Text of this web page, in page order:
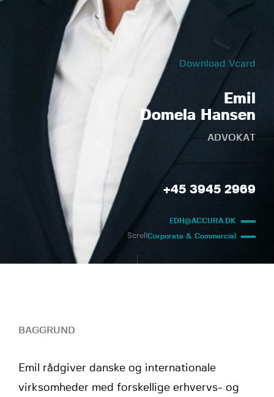
Download Vcard
Emil
Domela Hansen
ADVOKAT
+45 3945 2969
EDH@ACCURA.DK
Corporate & Commercial
Scroll
BAGGRUND
Emil rådgiver danske og internationale
virksomheder med forskellige erhvervs- og